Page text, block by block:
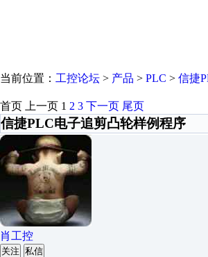
当前位置： 工控论坛 > 产品 > PLC > 信捷
首页 上一页 1 2 3 下一页 尾页
信捷PLC电子追剪凸轮样例程序
肖工控
关注 私信